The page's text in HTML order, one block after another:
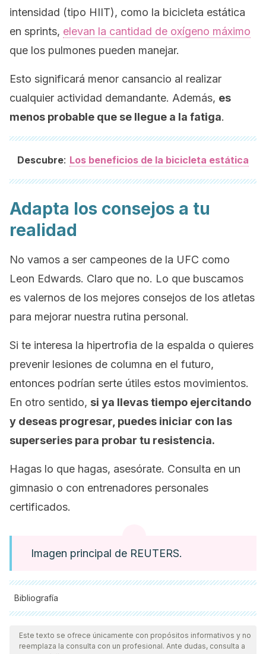
intensidad (tipo HIIT), como la bicicleta estática
en sprints, elevan la cantidad de oxígeno máximo
que los pulmones pueden manejar.
Esto significará menor cansancio al realizar
cualquier actividad demandante. Además, es
menos probable que se llegue a la fatiga.
Descubre: Los beneficios de la bicicleta estática
Adapta los consejos a tu
realidad
No vamos a ser campeones de la UFC como
Leon Edwards. Claro que no. Lo que buscamos
es valernos de los mejores consejos de los atletas
para mejorar nuestra rutina personal.
Si te interesa la hipertrofia de la espalda o quieres
prevenir lesiones de columna en el futuro,
entonces podrían serte útiles estos movimientos.
En otro sentido, si ya llevas tiempo ejercitando
y deseas progresar, puedes iniciar con las
superseries para probar tu resistencia.
Hagas lo que hagas, asesórate. Consulta en un
gimnasio o con entrenadores personales
certificados.
Imagen principal de REUTERS.
Bibliografía
Todas las fuentes citadas fueron revisadas a profundidad por
nuestro equipo, para asegurar su calidad, confiabilidad,
vigencia y validez.La bibliografía de este artículo fue
Este texto se ofrece únicamente con propósitos informativos y no
reemplaza la consulta con un profesional. Ante dudas, consulta a